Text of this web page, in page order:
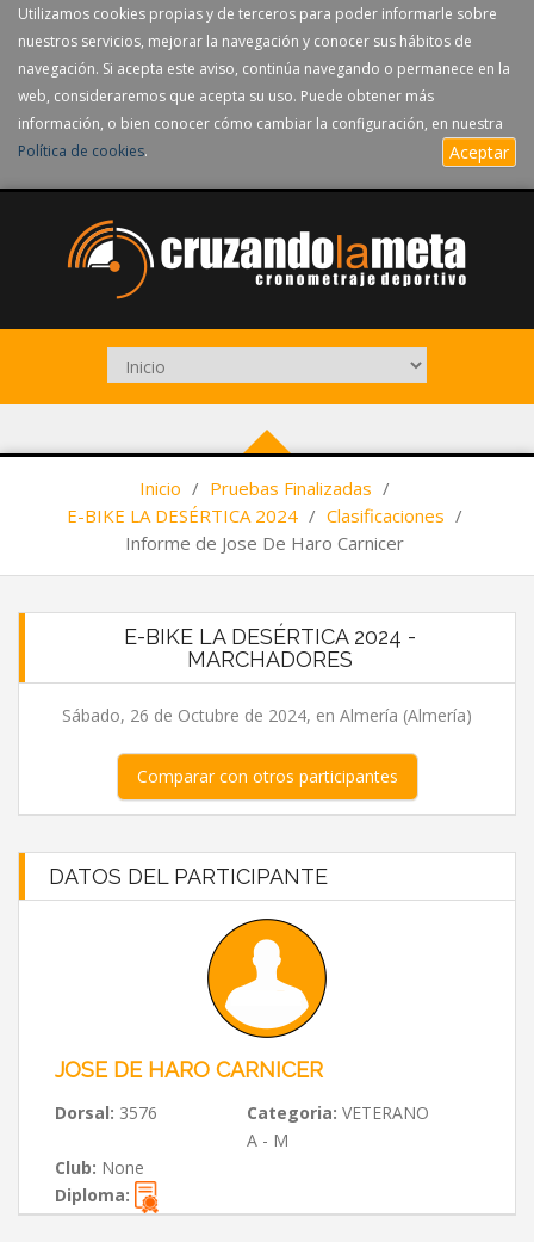
Utilizamos cookies propias y de terceros para poder informarle sobre
nuestros servicios, mejorar la navegación y conocer sus hábitos de
navegación. Si acepta este aviso, continúa navegando o permanece en la
web, consideraremos que acepta su uso. Puede obtener más
información, o bien conocer cómo cambiar la configuración, en nuestra
Política de cookies. Aceptar
Inicio / Pruebas Finalizadas /
E-BIKE LA DESÉRTICA 2024 / Clasificaciones /
Informe de Jose De Haro Carnicer
E-BIKE LA DESÉRTICA 2024 -
MARCHADORES
Sábado, 26 de Octubre de 2024, en Almería (Almería)
Comparar con otros participantes
DATOS DEL PARTICIPANTE
JOSE DE HARO CARNICER
Dorsal: 3576 Categoria: VETERANO
A - M
Club: None
Diploma: